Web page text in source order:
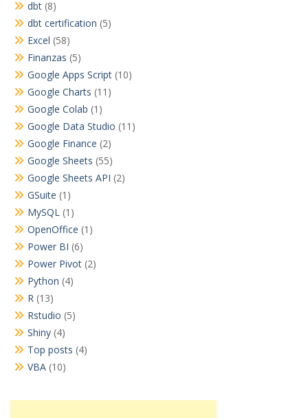
dbt (8)
dbt certification (5)
Excel (58)
Finanzas (5)
Google Apps Script (10)
Google Charts (11)
Google Colab (1)
Google Data Studio (11)
Google Finance (2)
Google Sheets (55)
Google Sheets API (2)
GSuite (1)
MySQL (1)
OpenOffice (1)
Power BI (6)
Power Pivot (2)
Python (4)
R (13)
Rstudio (5)
Shiny (4)
Top posts (4)
VBA (10)